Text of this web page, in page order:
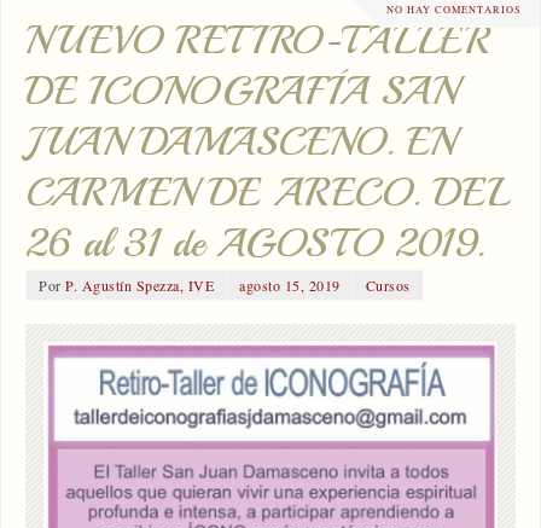
NO HAY COMENTARIOS
NUEVO RETIRO-TALLER
DE ICONOGRAFÍA SAN
JUAN DAMASCENO. EN
CARMEN DE ARECO. DEL
26 al 31 de AGOSTO 2019.
PorP. Agustín Spezza, IVE agosto 15, 2019 Cursos